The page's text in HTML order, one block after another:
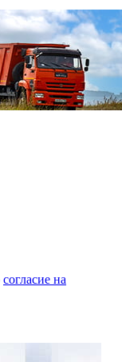
согласие на